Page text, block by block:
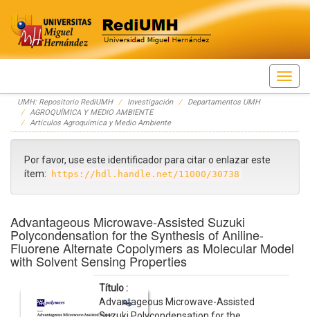
Skip
navigation
UMH: Repositorio RediUMH Investigación
Departamentos UMH
AGROQUÍMICA Y MEDIO AMBIENTE
Artículos Agroquímica y Medio Ambiente
Por favor, use este identificador para citar o enlazar este
ítem:
https://hdl.handle.net/11000/30738
Advantageous Microwave-Assisted Suzuki
Polycondensation for the Synthesis of Aniline-
Fluorene Alternate Copolymers as Molecular Model
with Solvent Sensing Properties
Título :
Advantageous Microwave-Assisted